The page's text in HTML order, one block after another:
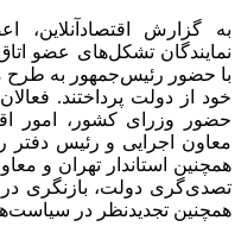
به گزارش اقتصادآنلاین،
نمایندگان تشکل‌های عضو
با حضور رئیس‌جمهور به طرح
خود از دولت پرداختند.
حضور وزرای کشور، امور
معاون اجرایی و رئیس
همچنین استاندار تهران و
تصدی‌گری دولت، بازنگری
همچنین تجدید‌نظر در